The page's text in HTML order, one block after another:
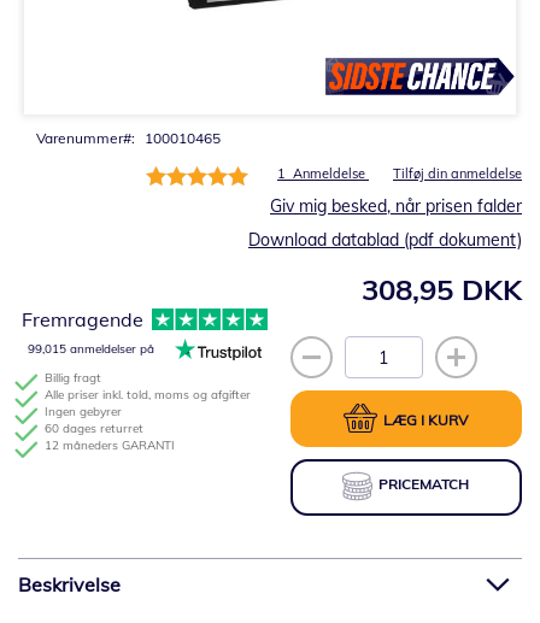
Varenummer 100010465
Bedømmelse:
1 Anmeldelse Tilføj din anmeldelse
308,95 DKK
Giv mig besked, når prisen falder
LÆG I KURV
PRICEMATCH
Billig fragt
Alle priser inkl. told, moms og afgifter
Ingen gebyrer
60 dages returret
12 måneders GARANTI
Fremragende
99,015 anmeldelser på
Download datablad (pdf dokument)
Beskrivelse